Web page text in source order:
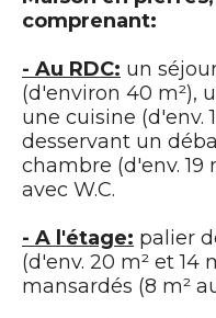
comprenant:
- Au RDC: un
(d'environ 40 m²),
une cuisine (d'env.
desservant un
chambre (d'env. 19
avec W.C.
- A l'étage: palier
(d'env. 20 m² et 14
mansardés (8 m²